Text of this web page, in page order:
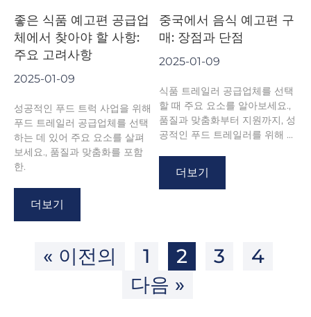
좋은 식품 예고편 공급업
체에서 찾아야 할 사항:
주요 고려사항
2025-01-09
성공적인 푸드 트럭 사업을 위해
푸드 트레일러 공급업체를 선택
하는 데 있어 주요 요소를 살펴
보세요., 품질과 맞춤화를 포함
한.
더보기
중국에서 음식 예고편 구
매: 장점과 단점
2025-01-09
식품 트레일러 공급업체를 선택
할 때 주요 요소를 알아보세요.,
품질과 맞춤화부터 지원까지, 성
공적인 푸드 트레일러를 위해 ...
더보기
« 이전의 1 2 3
4
다음 »